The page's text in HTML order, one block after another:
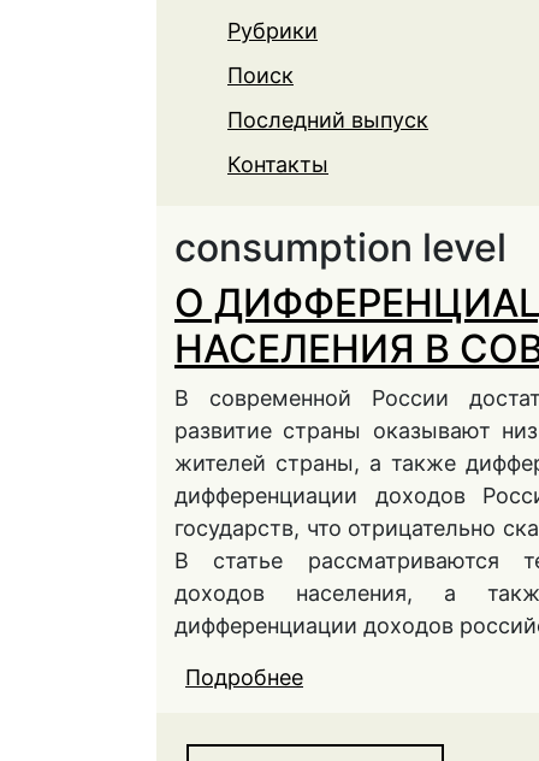
Рубрики
Поиск
Последний выпуск
Контакты
consumption level
О
НАСЕЛЕНИЯ В
В современной России
развитие страны оказывают
жителей страны, а также
дифференциации доходов
государств, что отрицательно
В статье рассматриваются
доходов населения, а
дифференциации доходов
Подробнее